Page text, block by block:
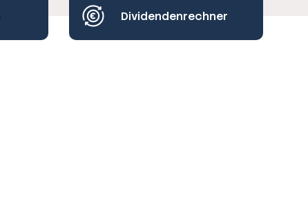
Dividendenrechner